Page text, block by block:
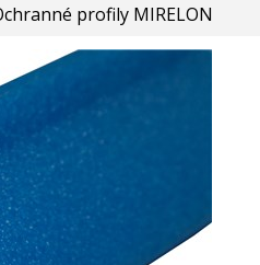
profily MIRELON